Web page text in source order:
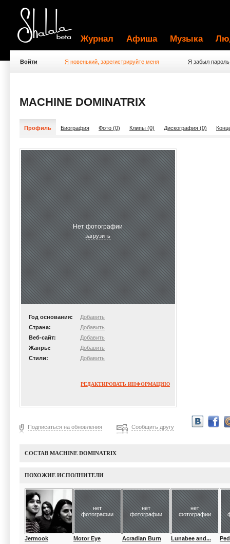
Журнал Афиша Музыка
Войти Я новенький, зарегистрируйте меня Я забыл пароль
MACHINE DOMINATRIX
Профиль Биография Фото (0) Клипы (0) Дискография (0)
Нет фотографии
загрузить
Год основания:
Добавить
Страна:
Добавить
Веб-сайт:
Добавить
Жанры:
Добавить
Стили:
Добавить
РЕДАКТИРОВАТЬ ИНФОРМАЦИЮ
Подписаться на обновления Сообщить другу
СОСТАВ MACHINE DOMINATRIX
ПОХОЖИЕ ИСПОЛНИТЕЛИ
Jermook
нет
фотографии
Motor Eye
нет
фотографии
Acradian Burn
нет
фотографии
Lunabee and...